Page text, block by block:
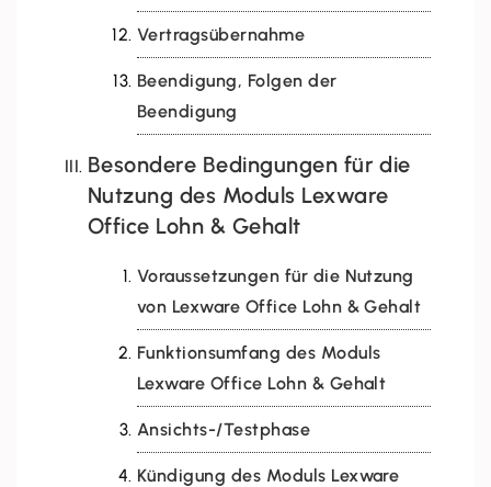
Vertragsübernahme
Beendigung, Folgen der
Beendigung
Besondere Bedingungen für die
Nutzung des Moduls Lexware
Office Lohn & Gehalt
Voraussetzungen für die Nutzung
von Lexware Office Lohn & Gehalt
Funktionsumfang des Moduls
Lexware Office Lohn & Gehalt
Ansichts-/Testphase
Kündigung des Moduls Lexware